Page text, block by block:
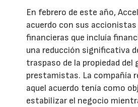
En febrero de este año,
acuerdo con sus
financieras que incluía
una reducción significativa
traspaso de la propiedad del
prestamistas. La compañía
aquel acuerdo tenía como
estabilizar el negocio